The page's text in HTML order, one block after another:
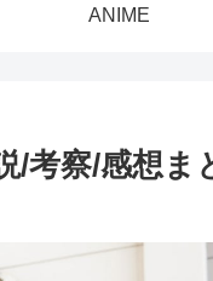
ANIME
/考察/感想ま